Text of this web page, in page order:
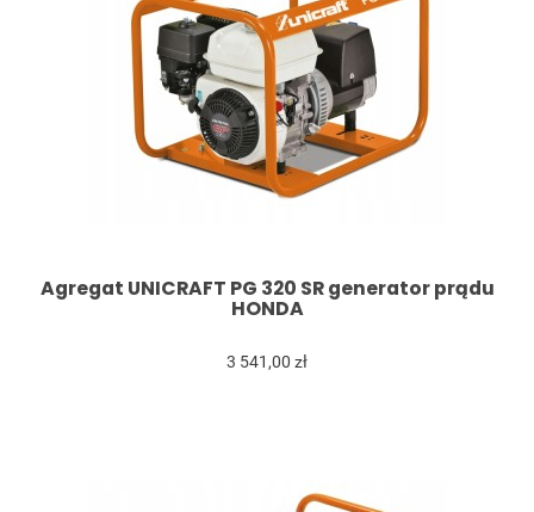
Agregat UNICRAFT PG 320 SR generator prądu
HONDA
3 541,00 zł